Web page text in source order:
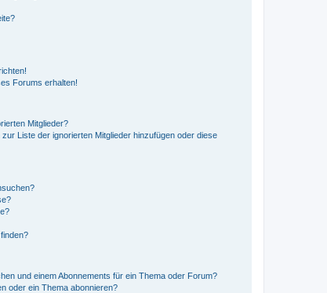
Forums erhalten!
Mitglieder?
Liste der ignorierten Mitglieder hinzufügen oder diese
und einem Abonnements für ein Thema oder Forum?
oder ein Thema abonnieren?